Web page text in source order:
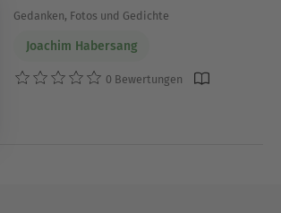
Gedanken, Fotos und Gedichte
Joachim Habersang
0 Bewertungen